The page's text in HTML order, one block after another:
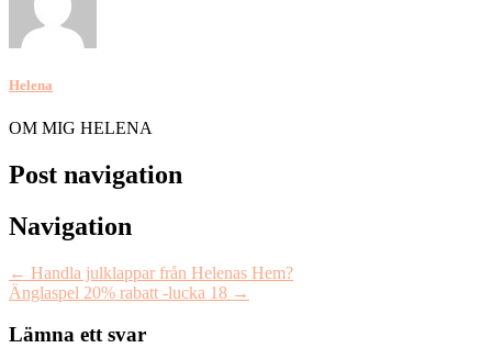
Helena
OM MIG HELENA
Post navigation
Navigation
← Handla julklappar från Helenas Hem?
Änglaspel 20% rabatt -lucka 18 →
Lämna ett svar